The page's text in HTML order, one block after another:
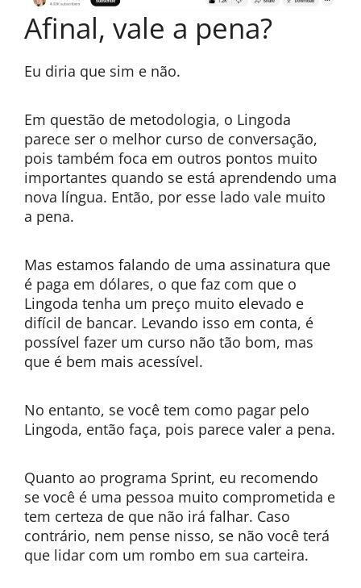
Afinal, vale a pena?
Eu diria que sim e não.
Em questão de metodologia, o Lingoda
parece ser o melhor curso de conversação,
pois também foca em outros pontos muito
importantes quando se está aprendendo uma
nova língua. Então, por esse lado vale muito
a pena.
Mas estamos falando de uma assinatura que
é paga em dólares, o que faz com que o
Lingoda tenha um preço muito elevado e
difícil de bancar. Levando isso em conta, é
possível fazer um curso não tão bom, mas
que é bem mais acessível.
No entanto, se você tem como pagar pelo
Lingoda, então faça, pois parece valer a pena.
Quanto ao programa Sprint, eu recomendo
se você é uma pessoa muito comprometida e
tem certeza de que não irá falhar. Caso
contrário, nem pense nisso, se não você terá
que lidar com um rombo em sua carteira.